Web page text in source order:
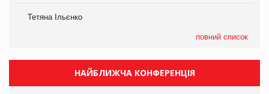
Тетяна Ільєнко
повний список
НАЙБЛИЖЧА КОНФЕРЕНЦІЯ